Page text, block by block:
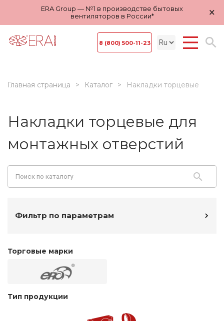
ERA Group — №1 в производстве бытовых
вентиляторов в России*
×
8 (800) 500-11-23
Главная страница Каталог Накладки торцевые
Накладки торцевые для
монтажных отверстий
Фильтр по параметрам
Торговые марки
Тип продукции